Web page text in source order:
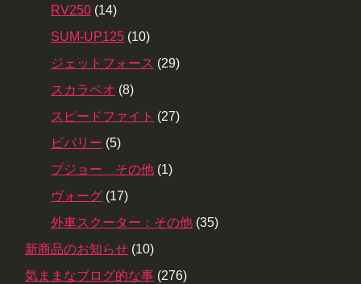
RV250 (14)
SUM-UP125 (10)
ジェットフォース (29)
スカラベオ (8)
スピードファイト (27)
ビバリー (5)
プジョー その他 (1)
ヴォーグ (17)
外車スクーター：その他 (35)
新商品のお知らせ (10)
気ままなブログ的な事 (276)